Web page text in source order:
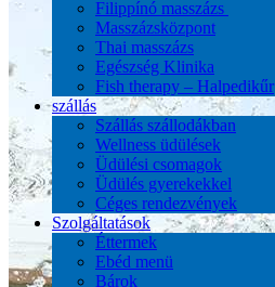
Filippínó masszázs
Masszázsközpont
Thai masszázs
Egészség Klinika
Fish therapy – Halpedikűr
szállás
Szállás szállodákban
Wellness üdülések
Üdülési csomagok
Üdülés gyerekekkel
Céges rendezvények
Szolgáltatások
Éttermek
Ebéd menü
Bárok